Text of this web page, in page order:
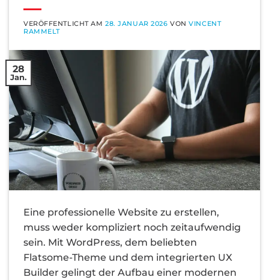
VERÖFFENTLICHT AM28. JANUAR 2026 VONVINCENT
RAMMELT
28
Jan.
Eine professionelle Website zu erstellen,
muss weder kompliziert noch zeitaufwendig
sein. Mit WordPress, dem beliebten
Flatsome-Theme und dem integrierten UX
Builder gelingt der Aufbau einer modernen